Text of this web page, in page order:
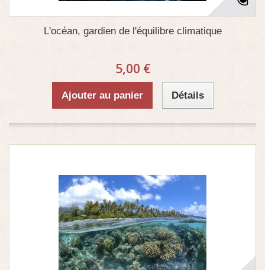
L'océan, gardien de l'équilibre climatique
5,00 €
Ajouter au panier Détails